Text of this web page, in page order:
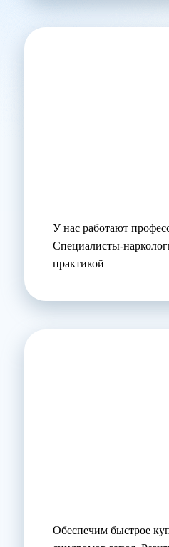
У нас работают
Специалисты-
практикой
Обеспечим быстрое